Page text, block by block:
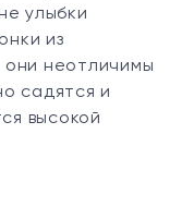
улыбки
из
они неотличимы
садятся и
высокой